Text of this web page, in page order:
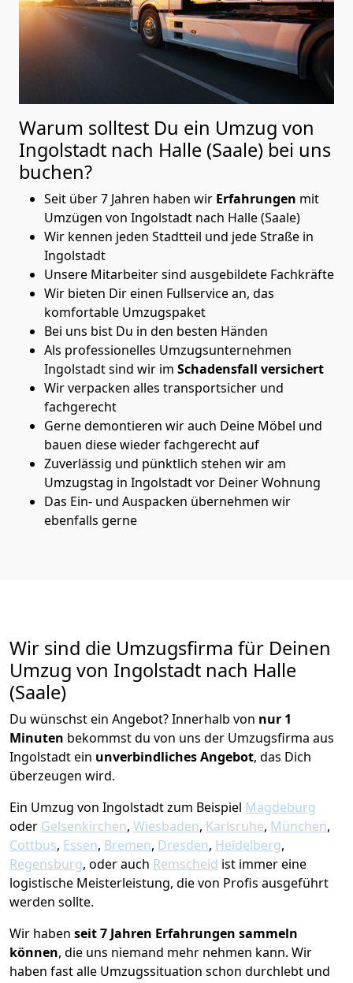
Warum solltest Du ein Umzug von
Ingolstadt nach Halle (Saale) bei uns
buchen?
Seit über 7 Jahren haben wir Erfahrungen mit
Umzügen von Ingolstadt nach Halle (Saale)
Wir kennen jeden Stadtteil und jede Straße in
Ingolstadt
Unsere Mitarbeiter sind ausgebildete Fachkräfte
Wir bieten Dir einen Fullservice an, das
komfortable Umzugspaket
Bei uns bist Du in den besten Händen
Als professionelles Umzugsunternehmen
Ingolstadt sind wir im Schadensfall versichert
Wir verpacken alles transportsicher und
fachgerecht
Gerne demontieren wir auch Deine Möbel und
bauen diese wieder fachgerecht auf
Zuverlässig und pünktlich stehen wir am
Umzugstag in Ingolstadt vor Deiner Wohnung
Das Ein- und Auspacken übernehmen wir
ebenfalls gerne
Wir sind die Umzugsfirma für Deinen
Umzug von Ingolstadt nach Halle
(Saale)
Du wünschst ein Angebot? Innerhalb von nur 1
Minuten bekommst du von uns der Umzugsfirma aus
Ingolstadt ein unverbindliches Angebot, das Dich
überzeugen wird.
Ein Umzug von Ingolstadt zum Beispiel Magdeburg
oder Gelsenkirchen, Wiesbaden, Karlsruhe, München,
Cottbus, Essen, Bremen, Dresden, Heidelberg,
Regensburg, oder auch Remscheid ist immer eine
logistische Meisterleistung, die von Profis ausgeführt
werden sollte.
Wir haben seit7 Jahren Erfahrungen sammeln
können, die uns niemand mehr nehmen kann. Wir
haben fast alle Umzugssituation schon durchlebt und